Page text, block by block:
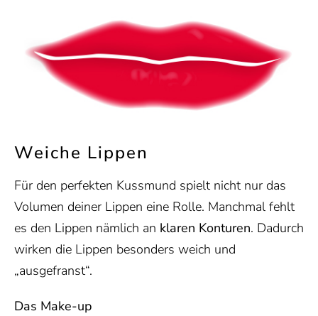
Weiche Lippen
Für den perfekten Kussmund spielt nicht nur das
Volumen deiner Lippen eine Rolle. Manchmal fehlt
es den Lippen nämlich an klaren Konturen. Dadurch
wirken die Lippen besonders weich und
„ausgefranst“.
Das Make-up